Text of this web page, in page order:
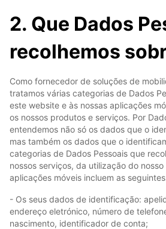
2. Que Dados
recolhemos
Como fornecedor de soluções de
tratamos várias categorias de Dados
este website e às nossas aplicações
os nossos produtos e serviços. Por
entendemos não só os dados que o
mas também os dados que o
categorias de Dados Pessoais que
nossos serviços, da utilização do
aplicações móveis incluem as
- Os seus dados de identificação:
endereço eletrónico, número de
nascimento, identificador de conta;